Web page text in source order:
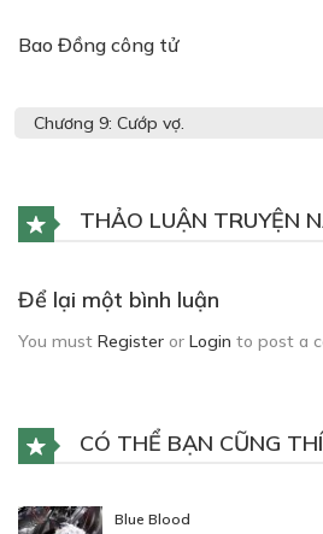
Bao Đồng công tử
THẢO LUẬN TRUYỆN
Để lại một bình luận
You must Register or Login to post a
CÓ THỂ BẠN CŨNG
Blue Blood